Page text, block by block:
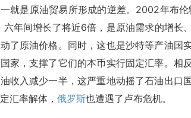
就是原油贸易所形成的逆差。2002年布
六年间增长了将近6倍，是原油需求的增长
了原油价格。同时，这也是沙特等产油国
家，支撑了它们的本币实行固定汇率。
收入减少一半，这严重地动摇了石油出口
汇率解体， 俄罗斯也遭遇了卢布危机。